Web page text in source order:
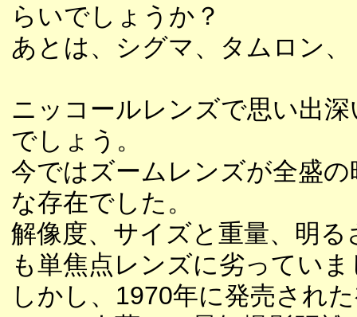
らいでしょうか？
あとは、シグマ、タムロン
ニッコールレンズで思い出
でしょう。
今ではズームレンズが全盛
な存在でした。
解像度、サイズと重量、明
も単焦点レンズに劣ってい
しかし、1970年に発売され